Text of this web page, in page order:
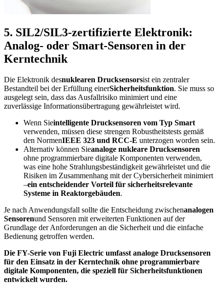
5. SIL2/SIL3-zertifizierte Elektronik:
Analog- oder Smart-Sensoren in der
Kerntechnik
Die Elektronik desnuklearen Drucksensorsist ein zentraler
Bestandteil bei der Erfüllung einerSicherheitsfunktion. Sie muss so
ausgelegt sein, dass das Ausfallrisiko minimiert und eine
zuverlässige Informationsübertragung gewährleistet wird.
Wenn Sieintelligente Drucksensoren vom Typ Smart
verwenden, müssen diese strengen Robustheitstests gemäß
den NormenIEEE 323 und RCC-E unterzogen worden sein.
Alternativ können Sieanaloge nukleare Drucksensoren
ohne programmierbare digitale Komponenten verwenden,
was eine hohe Strahlungsbeständigkeit gewährleistet und die
Risiken im Zusammenhang mit der Cybersicherheit minimiert
–ein entscheidender Vorteil für sicherheitsrelevante
Systeme in Reaktorgebäuden.
Je nach Anwendungsfall sollte die Entscheidung zwischenanalogen
Sensorenund Sensoren mit erweiterten Funktionen auf der
Grundlage der Anforderungen an die Sicherheit und die einfache
Bedienung getroffen werden.
Die FY-Serie von Fuji Electric umfasst analoge Drucksensoren
für den Einsatz in der Kerntechnik ohne programmierbare
digitale Komponenten, die speziell für Sicherheitsfunktionen
entwickelt wurden.